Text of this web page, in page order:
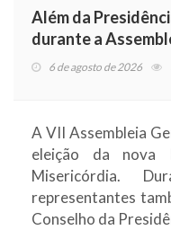
Além da
durante a
6 de agosto de 2026
A VII Assembleia
eleição da nova
Misericórdia.
representantes
Conselho da